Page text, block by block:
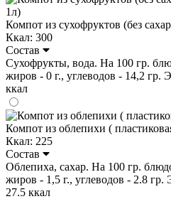
Компот из сухофруктов (без
Ккал: 300
Состав
Сухофрукты, вода. На 100 гр.
жиров - 0 г., углеводов - 14,2 гр.
ккал
Компот из облепихи (
Ккал: 225
Состав
Облепиха, сахар. На 100 гр.
жиров - 1,5 г., углеводов - 2.8 гр.
27.5 ккал